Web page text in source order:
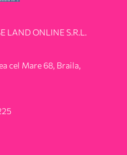
LAND ONLINE S.R.L.
cel Mare 68, Braila,